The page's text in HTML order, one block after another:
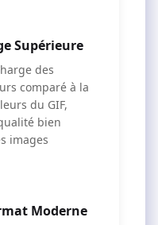
Supérieure
des
comparé à la
du GIF,
bien
images
Moderne